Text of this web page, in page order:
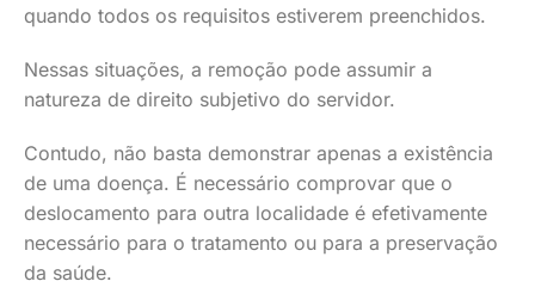
quando todos os requisitos estiverem preenchidos.
Nessas situações, a remoção pode assumir a
natureza de direito subjetivo do servidor.
Contudo, não basta demonstrar apenas a existência
de uma doença. É necessário comprovar que o
deslocamento para outra localidade é efetivamente
necessário para o tratamento ou para a preservação
da saúde.